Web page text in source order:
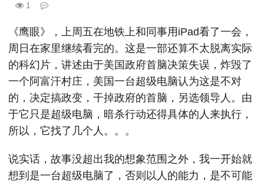
1
《鹰眼》，上周五在地铁上和同事用iPad看了一会，
周日在家里继续看完的。这是一部还算不太脱离实际
的科幻片，讲述由于美国政府首脑决策失误，炸毁了
一个阿富汗村庄，美国一台超级电脑认为这是不对
的，决定搞政变，干掉政府的首脑，另选领导人。由
于它只是超级电脑，暗杀行动还得具体的人来执行，
所以，它找了几个人。。。
说实话，故事没超出我的想象范围之外，我一开始就
想到是一台超级电脑了，否则以人的能力，是不可能